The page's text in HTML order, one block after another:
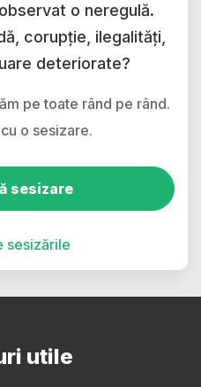
o neregulă.
corupție, ilegalități,
deteriorate?
pe toate rând pe rând.
o sesizare.
sesizare
sesizările
utile